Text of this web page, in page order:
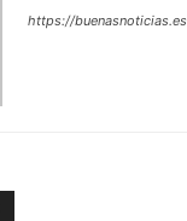
https://buenasnoticias.es